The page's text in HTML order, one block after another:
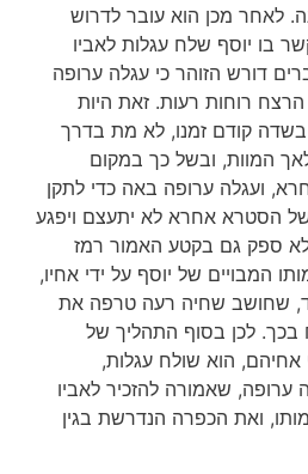
לאחר מכן הוא עובר לדרוש
בו יוסף שלח עגלות לאביו
דורש הזוהר כי עגלה ערופה
רוחות רעות. זאת היות
קודם זמנו, לא מת בדרך
המוות, ובשל כך במקום
ועגלה ערופה באה כדי לתקן
הסטרא אחרא לא יתעצם ויפגע
ספק גם בקטע האמור רמז
המבויים של יוסף על ידי אחיו,
שחושב שחיה רעה טרפה את
בכך. לכן בסוף התהליך של
אחיהם, הוא שולח עגלות,
ערופה, שאמורה להזכיר לאביו
ואת הכפרה הנדרשת בגין